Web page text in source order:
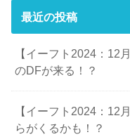
最近の投稿
【イーフト2024：12
のDFが来る！？
【イーフト2024：12
らがくるかも！？